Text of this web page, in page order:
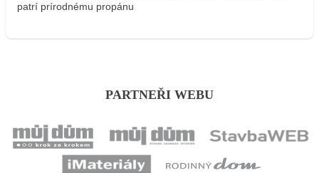
patrí prírodnému propánu
PARTNEŘI WEBU